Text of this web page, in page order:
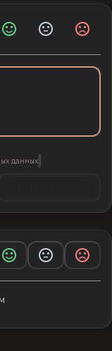
данных